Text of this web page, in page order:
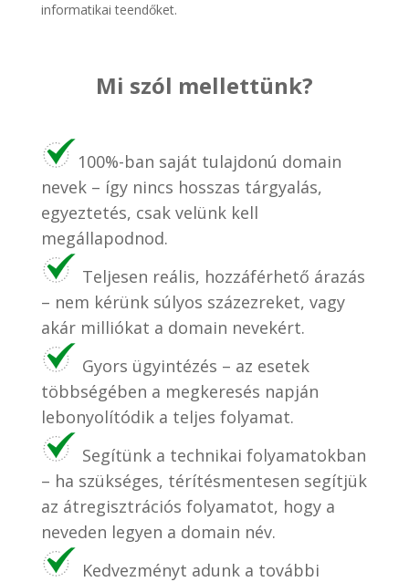
informatikai teendőket.
Mi szól mellettünk?
100%-ban saját tulajdonú domain
nevek – így nincs hosszas tárgyalás,
egyeztetés, csak velünk kell
megállapodnod.
Teljesen reális, hozzáférhető árazás
– nem kérünk súlyos százezreket, vagy
akár milliókat a domain nevekért.
Gyors ügyintézés – az esetek
többségében a megkeresés napján
lebonyolítódik a teljes folyamat.
Segítünk a technikai folyamatokban
– ha szükséges, térítésmentesen segítjük
az átregisztrációs folyamatot, hogy a
neveden legyen a domain név.
Kedvezményt adunk a további